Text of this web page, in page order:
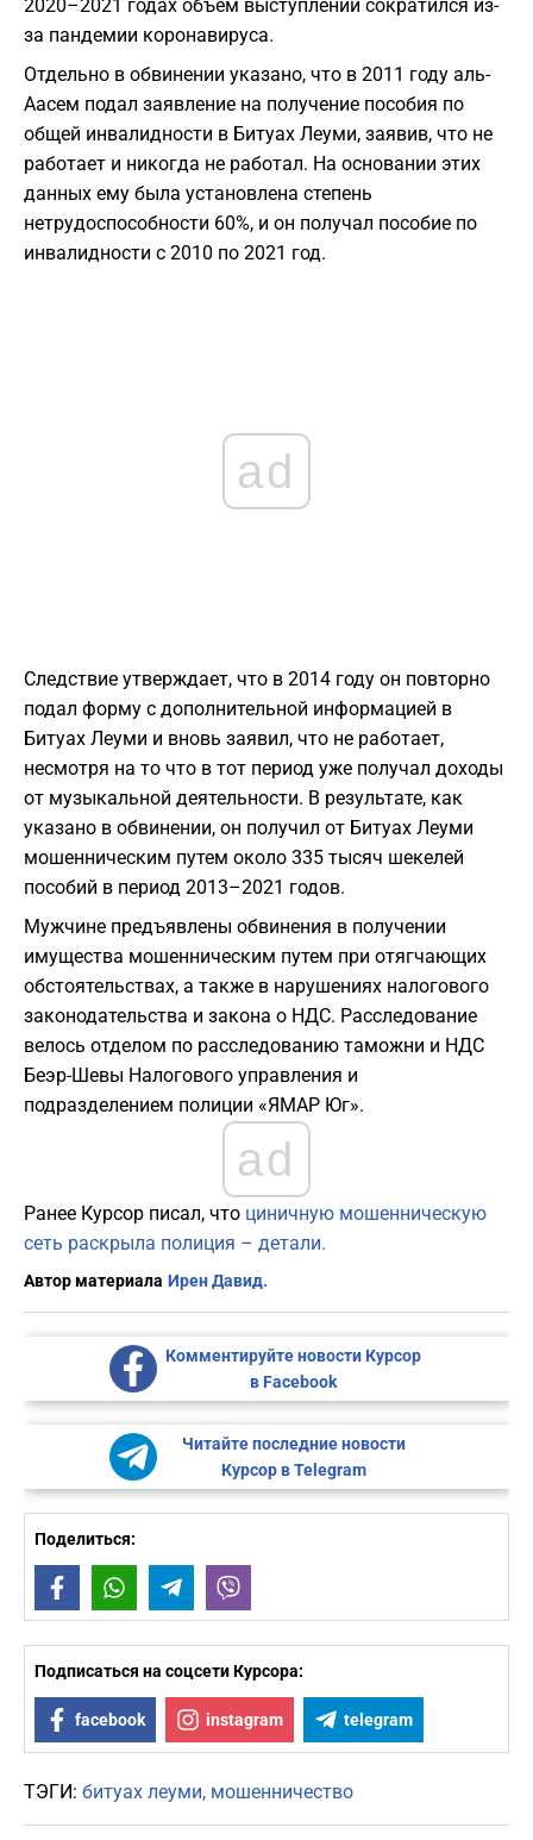
2020–2021 годах объем выступлений сократился из-
за пандемии коронавируса.
Отдельно в обвинении указано, что в 2011 году аль-
Аасем подал заявление на получение пособия по
общей инвалидности в Битуах Леуми, заявив, что не
работает и никогда не работал. На основании этих
данных ему была установлена степень
нетрудоспособности 60%, и он получал пособие по
инвалидности с 2010 по 2021 год.
ad
Следствие утверждает, что в 2014 году он повторно
подал форму с дополнительной информацией в
Битуах Леуми и вновь заявил, что не работает,
несмотря на то что в тот период уже получал доходы
от музыкальной деятельности. В результате, как
указано в обвинении, он получил от Битуах Леуми
мошенническим путем около 335 тысяч шекелей
пособий в период 2013–2021 годов.
Мужчине предъявлены обвинения в получении
имущества мошенническим путем при отягчающих
обстоятельствах, а также в нарушениях налогового
законодательства и закона о НДС. Расследование
велось отделом по расследованию таможни и НДС
Беэр-Шевы Налогового управления и
подразделением полиции «ЯМАР Юг».
ad
Ранее Курсор писал, что циничную мошенническую
сеть раскрыла полиция – детали.
Автор материала Ирен Давид.
Комментируйте новости Курсор
в Facebook
Читайте последние новости
Курсор в Telegram
Поделиться:
FacebookWhatsAppTelegram
Подписаться на соцсети Курсора:
facebook instagram telegram
ТЭГИ: битуах леуми мошенничество